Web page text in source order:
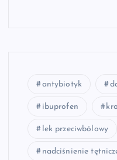
antybiotyk
ibuprofen
lek przeciwbólowy
nadciśnienie